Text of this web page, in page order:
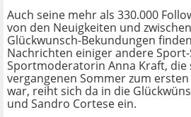
Auch seine mehr als 330.000
von den Neuigkeiten und
Glückwunsch-Bekundungen
Nachrichten einiger andere
Sportmoderatorin Anna Kraft, die
vergangenen Sommer zum
war, reiht sich da in die
und Sandro Cortese ein.